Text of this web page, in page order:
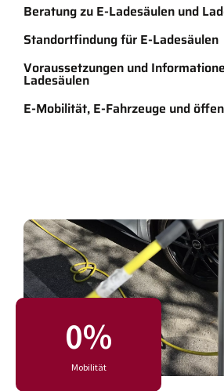
Beratung zu E-Ladesäulen und
Standortfindung für E-Ladesäulen
Voraussetzungen und
Ladesäulen
E-Mobilität, E-Fahrzeuge und
Mobilität
0%